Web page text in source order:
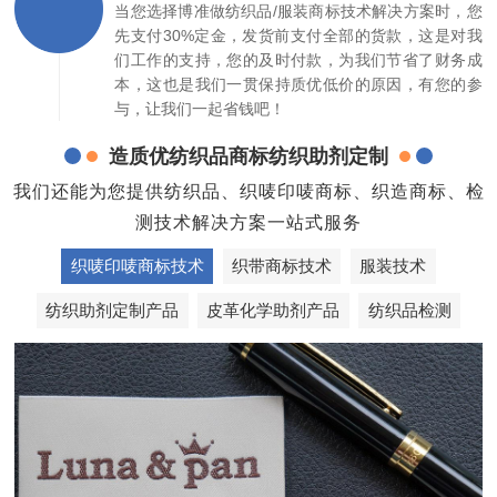
当您选择博准做纺织品/服装商标技术解决方案时，您
先支付30%定金，发货前支付全部的货款，这是对我
们工作的支持，您的及时付款，为我们节省了财务成
本，这也是我们一贯保持质优低价的原因，有您的参
与，让我们一起省钱吧！
造质优纺织品商标纺织助剂定制
我们还能为您提供纺织品、织唛印唛商标、织造商标、检
测技术解决方案一站式服务
织唛印唛商标技术 织带商标技术 服装技术
纺织助剂定制产品 皮革化学助剂产品 纺织品检测